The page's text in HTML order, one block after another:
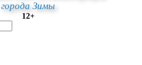
города Зимы
12+